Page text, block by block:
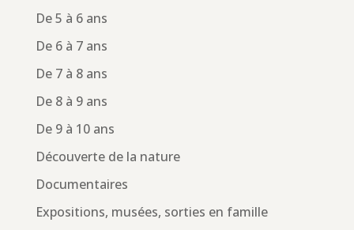
De 5 à 6 ans
De 6 à 7 ans
De 7 à 8 ans
De 8 à 9 ans
De 9 à 10 ans
Découverte de la nature
Documentaires
Expositions, musées, sorties en famille